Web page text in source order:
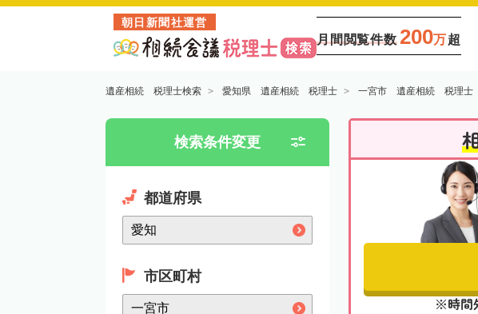
朝日新聞社運営
月間閲覧件数 200万超
遺産相続 税理士検索 愛知県 遺産相続 税理士 一宮市 遺産相続 税理士
検索条件変更
都道府県
市区町村
※時間